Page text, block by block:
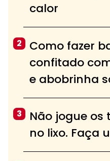
calor
2
Como fazer
confitado
e abobrinha
3
Não jogue os
no lixo. Faça